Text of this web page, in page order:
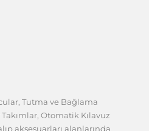
Tutma ve Bağlama
Otomatik Kılavuz
aksesuarları alanlarında